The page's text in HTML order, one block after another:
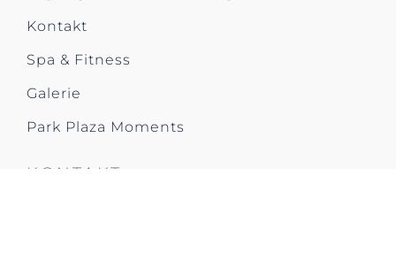
Kontakt
Spa & Fitness
Galerie
Park Plaza Moments
KONTAKT